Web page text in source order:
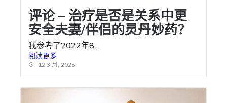
评论 – 治疗是否是关系中更
安全夫妻/伴侣的灵丹妙药？
我参考了2022年8...
阅读更多
12 3 月, 2025